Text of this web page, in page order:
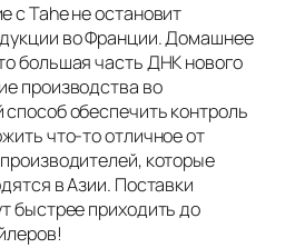
с Tahe не остановит
во Франции. Домашнее
большая часть ДНК нового
производства во
обеспечить контроль
что-то отличное от
которые
в Азии. Поставки
быстрее приходить до